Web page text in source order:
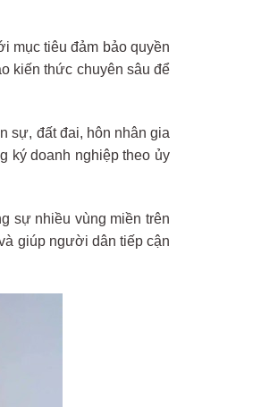
mục tiêu đảm bảo quyền
kiến thức chuyên sâu để
sự, đất đai, hôn nhân gia
ký doanh nghiệp theo ủy
sự nhiều vùng miền trên
giúp người dân tiếp cận